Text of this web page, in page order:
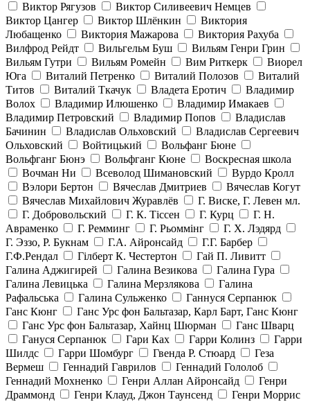
Виктор Рягузов
Виктор Силивеевич Немцев
Виктор Цангер
Виктор Шлёнкин
Виктория
Любащенко
Виктория Мажарова
Виктория Рахуба
Вилфрод Рейдт
Вильгельм Буш
Вильям Генри Грин
Вильям Гутри
Вильям Ромейн Вим Риткерк
Виорел
Юга
Виталий Петренко Виталий Полозов
Виталий
Титов
Виталий Ткачук Владета Еротич
Владимир
Волох
Владимир Илюшенко
Владимир Имакаев
Владимир Петровский
Владимир Попов
Владислав
Бачинин
Владислав Ольховский
Владислав Сергеевич
Ольховский
Войтицький
Вольфанг Бюне
Вольфганг Бюнэ
Вольфганг Кюне
Воскресная школа
Вочман Ни
Всеволод Шимановский
Вурдо Кролл
Вэлори Бертон
Вячеслав Дмитриев
Вячеслав Когут
Вячеслав Михайлович Журавлёв
Г. Виске, Г. Левен мл.
Г. Добровольский
Г. К. Тiссен Г. Курц
Г. Н.
Авраменко
Г. Ремминг Г. Рьоммінг
Г. Х. Лэдярд
Г. Эззо, Р. Букнам
Г.А. Айронсайд
Г.Г. Барбер
Г.Ф.Рендал
Гілберт К. Честертон
Гай П. Ливитт
Галина Аджигирей
Галина Везикова
Галина Гура
Галина Левицька
Галина Мерзлякова
Галина
Рафальська
Галина Сульженко
Ганнуся Серпанюк
Ганс Кюнг
Ганс Урс фон Бальтазар, Карл Барт, Ганс Кюнг
Ганс Урс фон Бальтазар, Хайнц Шюрман
Ганс Шварц
Гануся Серпанюк
Гари Ках Гарри Колинз
Гарри
Шилдс
Гарри Шомбург Гвенда Р. Стюард
Геза
Вермеш
Геннадий Гаврилов
Геннадий Гололоб
Геннадий Мохненко
Генри Аллан Айронсайд
Генри
Драммонд
Генри Клауд, Джон Таунсенд
Генри Моррис